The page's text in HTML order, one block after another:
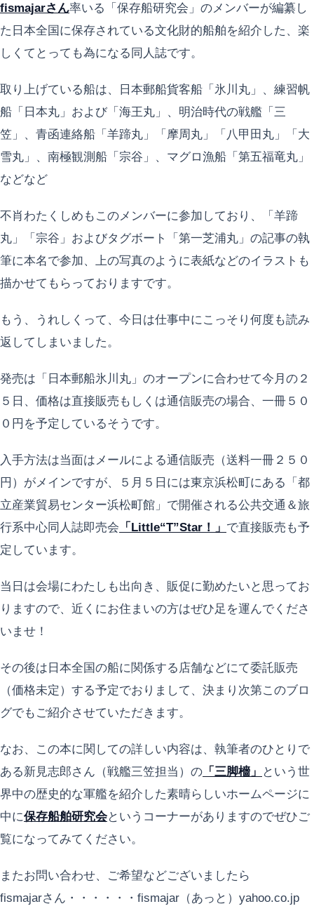
fismajarさん率いる「保存船研究会」のメンバーが編纂し
た日本全国に保存されている文化財的船舶を紹介した、楽
しくてとっても為になる同人誌です。
取り上げている船は、日本郵船貨客船「氷川丸」、練習帆
船「日本丸」および「海王丸」、明治時代の戦艦「三
笠」、青函連絡船「羊蹄丸」「摩周丸」「八甲田丸」「大
雪丸」、南極観測船「宗谷」、マグロ漁船「第五福竜丸」
などなど
不肖わたくしめもこのメンバーに参加しており、「羊蹄
丸」「宗谷」およびタグボート「第一芝浦丸」の記事の執
筆に本名で参加、上の写真のように表紙などのイラストも
描かせてもらっておりますです。
もう、うれしくって、今日は仕事中にこっそり何度も読み
返してしまいました。
発売は「日本郵船氷川丸」のオープンに合わせて今月の２
５日、価格は直接販売もしくは通信販売の場合、一冊５０
０円を予定しているそうです。
入手方法は当面はメールによる通信販売（送料一冊２５０
円）がメインですが、５月５日には東京浜松町にある「都
立産業貿易センター浜松町館」で開催される公共交通＆旅
行系中心同人誌即売会 「Little“T”Star！」 で直接販売も予
定しています。
当日は会場にわたしも出向き、販促に勤めたいと思ってお
りますので、近くにお住まいの方はぜひ足を運んでくださ
いませ！
その後は日本全国の船に関係する店舗などにて委託販売
（価格未定）する予定でおりまして、決まり次第このブロ
グでもご紹介させていただきます。
なお、この本に関しての詳しい内容は、執筆者のひとりで
ある新見志郎さん（戦艦三笠担当）の 「三脚檣」
という世
界中の歴史的な軍艦を紹介した素晴らしいホームページに
中に保存船舶研究会というコーナーがありますのでぜひご
覧になってみてください。
またお問い合わせ、ご希望などございましたら
fismajarさん・・・・・・fismajar（あっと）yahoo.co.jp